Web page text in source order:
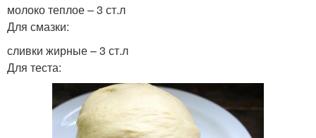
молоко теплое – 3 ст.л
Для смазки:
сливки жирные – 3 ст.л
Для теста: